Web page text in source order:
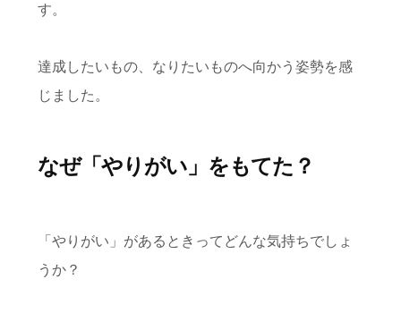
す。
達成したいもの、なりたいものへ向かう姿勢を感
じました。
なぜ「やりがい」をもてた？
「やりがい」があるときってどんな気持ちでしょ
うか？